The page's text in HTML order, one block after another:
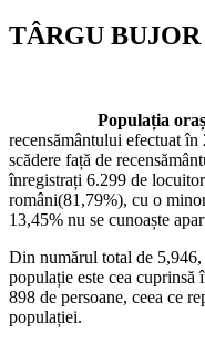
TÂRGU
Populația
recensământului efectuat
scădere față de
înregistrați 6.299 de
români(81,79%), cu o
13,45% nu se cunoaște
Din numărul total de 5,946,
populație este cea cuprinsă
898 de persoane, ceea ce
populației.